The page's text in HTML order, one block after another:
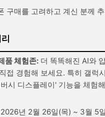
구매를 고려하고 계신 분께
품 체험존: 더 똑똑해진 AI와
접 경험해 보세요. 특히 갤럭
시 디스플레이' 기능을 체험
2026년 2월 26일(목) ~ 3월 5